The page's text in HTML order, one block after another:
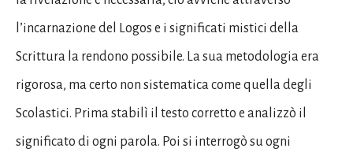
l’incarnazione del Logos e i significati mistici della
Scrittura la rendono possibile. La sua metodologia era
rigorosa, ma certo non sistematica come quella degli
Scolastici. Prima stabilì il testo corretto e analizzò il
significato di ogni parola. Poi si interrogò su ogni